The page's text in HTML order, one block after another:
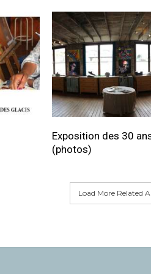
Exposition des 30
(photos)
Load More Related